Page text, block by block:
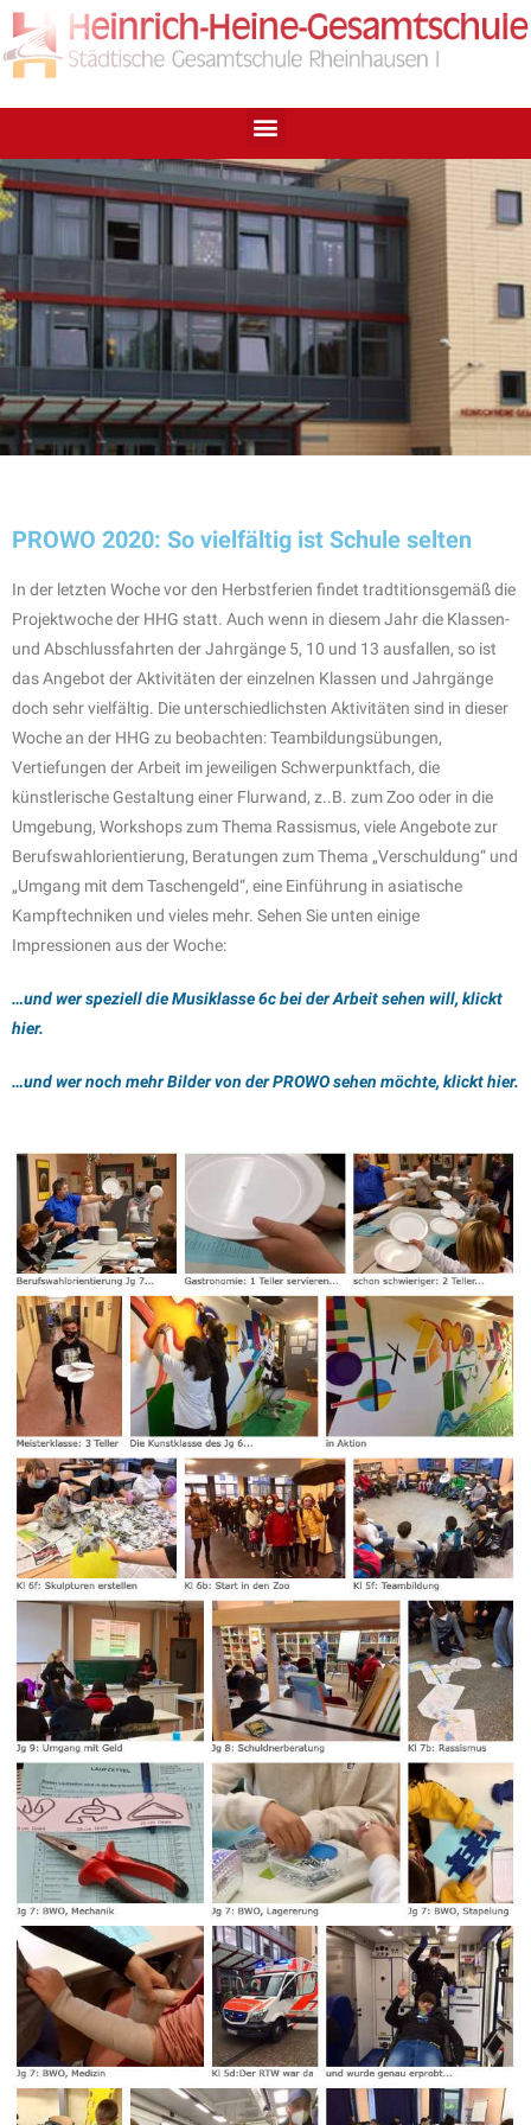
PROWO 2020: So vielfältig ist Schule selten
In der letzten Woche vor den Herbstferien findet tradtitionsgemäß die
Projektwoche der HHG statt. Auch wenn in diesem Jahr die Klassen-
und Abschlussfahrten der Jahrgänge 5, 10 und 13 ausfallen, so ist
das Angebot der Aktivitäten der einzelnen Klassen und Jahrgänge
doch sehr vielfältig. Die unterschiedlichsten Aktivitäten sind in dieser
Woche an der HHG zu beobachten: Teambildungsübungen,
Vertiefungen der Arbeit im jeweiligen Schwerpunktfach, die
künstlerische Gestaltung einer Flurwand, z..B. zum Zoo oder in die
Umgebung, Workshops zum Thema Rassismus, viele Angebote zur
Berufswahlorientierung, Beratungen zum Thema „Verschuldung“ und
„Umgang mit dem Taschengeld“, eine Einführung in asiatische
Kampftechniken und vieles mehr. Sehen Sie unten einige
Impressionen aus der Woche:
…und wer speziell die Musiklasse 6c bei der Arbeit sehen will, klickt
hier.
…und wer noch mehr Bilder von der PROWO sehen möchte, klickt hier.